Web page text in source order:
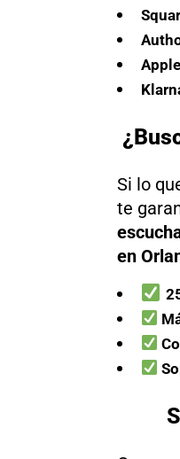
Si lo
te
en